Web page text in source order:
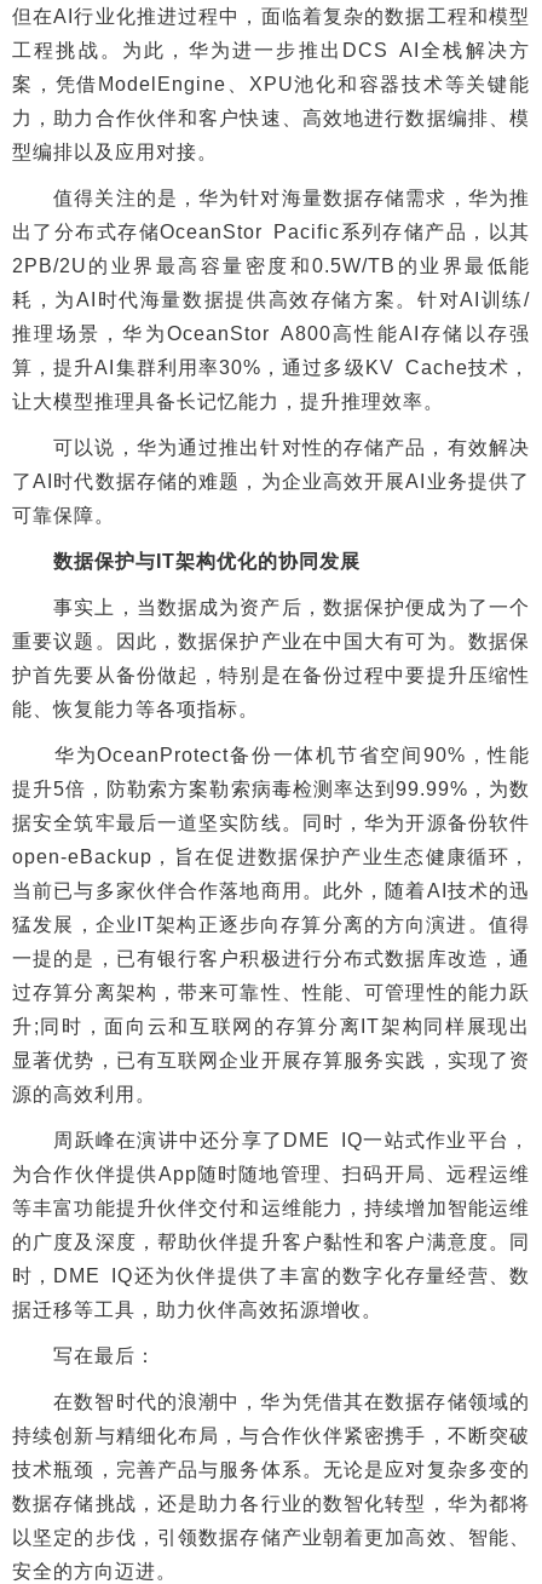
但在AI行业化推进过程中，面临着复杂的数据工程和模型
工程挑战。为此，华为进一步推出DCS AI全栈解决方
案，凭借ModelEngine、XPU池化和容器技术等关键能
力，助力合作伙伴和客户快速、高效地进行数据编排、模
型编排以及应用对接。
值得关注的是，华为针对海量数据存储需求，华为推
出了分布式存储OceanStor Pacific系列存储产品，以其
2PB/2U的业界最高容量密度和0.5W/TB的业界最低能
耗，为AI时代海量数据提供高效存储方案。针对AI训练/
推理场景，华为OceanStor A800高性能AI存储以存强
算，提升AI集群利用率30%，通过多级KV Cache技术，
让大模型推理具备长记忆能力，提升推理效率。
可以说，华为通过推出针对性的存储产品，有效解决
了AI时代数据存储的难题，为企业高效开展AI业务提供了
可靠保障。
数据保护与IT架构优化的协同发展
事实上，当数据成为资产后，数据保护便成为了一个
重要议题。因此，数据保护产业在中国大有可为。数据保
护首先要从备份做起，特别是在备份过程中要提升压缩性
能、恢复能力等各项指标。
华为OceanProtect备份一体机节省空间90%，性能
提升5倍，防勒索方案勒索病毒检测率达到99.99%，为数
据安全筑牢最后一道坚实防线。同时，华为开源备份软件
open-eBackup，旨在促进数据保护产业生态健康循环，
当前已与多家伙伴合作落地商用。此外，随着AI技术的迅
猛发展，企业IT架构正逐步向存算分离的方向演进。值得
一提的是，已有银行客户积极进行分布式数据库改造，通
过存算分离架构，带来可靠性、性能、可管理性的能力跃
升;同时，面向云和互联网的存算分离IT架构同样展现出
显著优势，已有互联网企业开展存算服务实践，实现了资
源的高效利用。
周跃峰在演讲中还分享了DME IQ一站式作业平台，
为合作伙伴提供App随时随地管理、扫码开局、远程运维
等丰富功能提升伙伴交付和运维能力，持续增加智能运维
的广度及深度，帮助伙伴提升客户黏性和客户满意度。同
时，DME IQ还为伙伴提供了丰富的数字化存量经营、数
据迁移等工具，助力伙伴高效拓源增收。
写在最后：
在数智时代的浪潮中，华为凭借其在数据存储领域的
持续创新与精细化布局，与合作伙伴紧密携手，不断突破
技术瓶颈，完善产品与服务体系。无论是应对复杂多变的
数据存储挑战，还是助力各行业的数智化转型，华为都将
以坚定的步伐，引领数据存储产业朝着更加高效、智能、
安全的方向迈进。